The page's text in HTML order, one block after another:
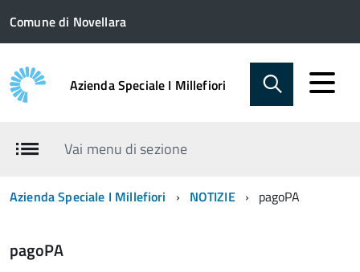
Comune di Novellara
Azienda Speciale I Millefiori
Vai menu di sezione
Azienda Speciale I Millefiori NOTIZIE pagoPA
pagoPA